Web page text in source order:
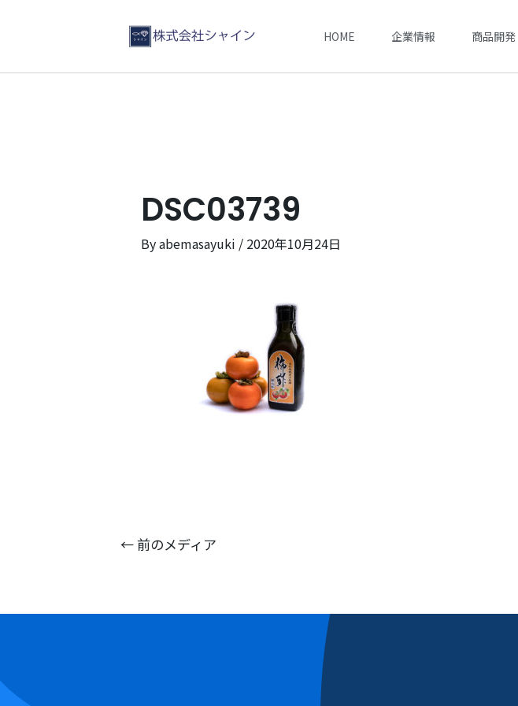
HOME 企業情報 商品開発
DSC03739
Byabemasayuki / 2020年10月24日
←前のメディア